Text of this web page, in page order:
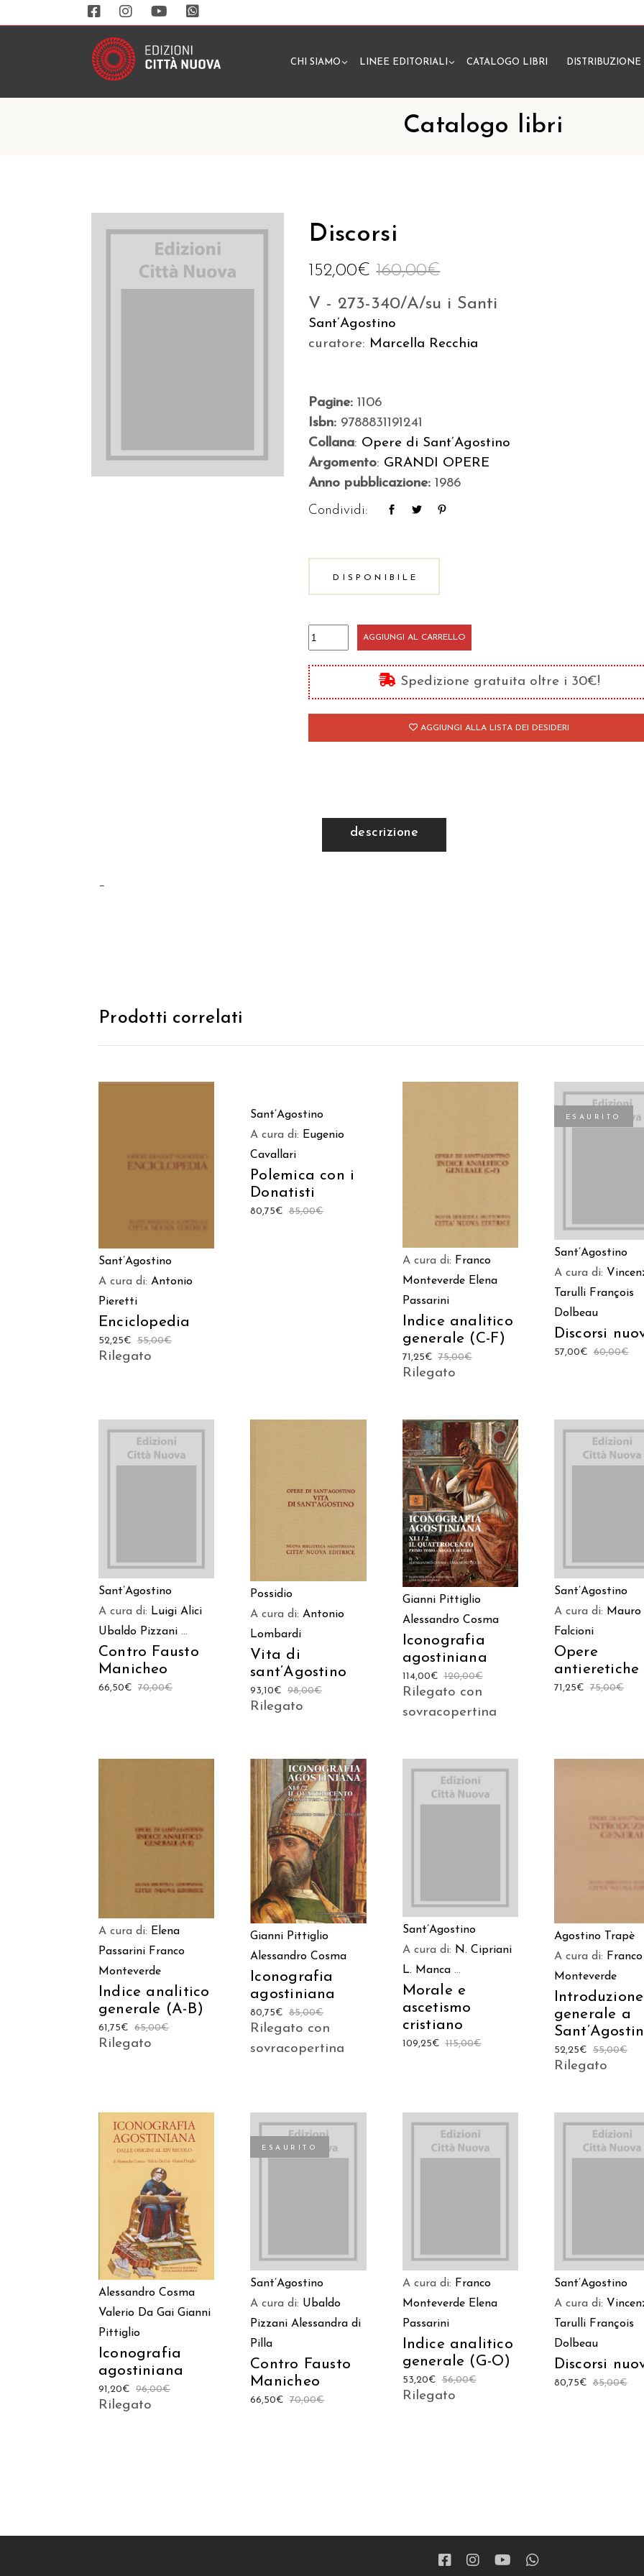
CHI SIAMO LINEE EDITORIALI CATALOGO LIBRI DISTRIBUZIONE
Catalogo libri
Discorsi
160,00€
152,00€
V - 273-340/A/su i Santi
Sant’Agostino
curatore: Marcella Recchia
Pagine:1106
Isbn: 9788831191241
Collana: Opere di Sant’Agostino
Argomento: GRANDI OPERE
Anno pubblicazione:1986
Condividi:
DISPONIBILE
Discorsi
quantità
AGGIUNGI AL CARRELLO
Spedizione gratuita oltre i 30€!
AGGIUNGI ALLA LISTA DEI DESIDERI
descrizione
–
Prodotti correlati
AGGIUNGI AL
Sant’Agostino
A cura di: Antonio
Pieretti
Enciclopedia
55,00€
52,25€
Rilegato
AGGIUNGI AL
CARRELLO
Sant’Agostino
A cura di: Eugenio
Cavallari
Polemica con i
Donatisti
85,00€
80,75€
AGGIUNGI AL
CARRELLO
A cura di: Franco
Monteverde Elena
Passarini
Indice analitico
generale (C-F)
75,00€
71,25€
Rilegato
ESAURITO
Sant’Agostino
A cura di:
Tarulli François
Dolbeau
Discorsi
60,00€
57,00€
Sant’Agostino
A cura di: Luigi Alici
Ubaldo Pizzani ...
Contro Fausto
Manicheo
70,00€
66,50€
AGGIUNGI AL
Possidio
A cura di:Antonio
Lombardi
Vita di
sant’Agostino
98,00€
93,10€
Rilegato
AGGIUNGI AL
CARRELLO
Gianni Pittiglio
Alessandro Cosma
Iconografia
agostiniana
120,00€
114,00€
Rilegato con
sovracopertina
Sant’Agostino
A cura di: Mauro
Falcioni
Opere
antieretiche
75,00€
71,25€
AGGIUNGI AL
CARRELLO
A cura di: Elena
Passarini Franco
Monteverde
Indice analitico
generale (A-B)
65,00€
61,75€
Rilegato
AGGIUNGI AL
CARRELLO
Gianni Pittiglio
Alessandro Cosma
Iconografia
agostiniana
85,00€
80,75€
Rilegato con
sovracopertina
Sant’Agostino
A cura di: N. Cipriani
L. Manca ...
Morale e
ascetismo
cristiano
115,00€
109,25€
AGGIUNGI AL
Agostino Trapè
A cura di: Franco
Monteverde
Introduzione
generale a
55,00€
52,25€
Rilegato
AGGIUNGI AL
CARRELLO
Alessandro Cosma
Valerio Da Gai Gianni
Pittiglio
Iconografia
agostiniana
96,00€
91,20€
Rilegato
ESAURITO
Sant’Agostino
A cura di: Ubaldo
Pizzani Alessandra di
Pilla
Contro Fausto
Manicheo
70,00€
66,50€
A cura di: Franco
Monteverde Elena
Passarini
Indice analitico
generale (G-O)
56,00€
53,20€
Rilegato
Sant’Agostino
A cura di:
Tarulli François
Dolbeau
Discorsi
85,00€
80,75€